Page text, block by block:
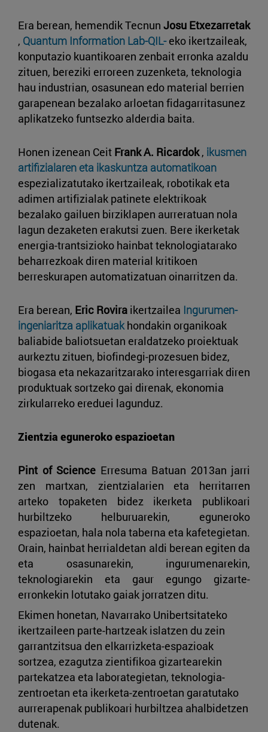
Era berean, hemendik Tecnun Josu Etxezarretak
, Quantum Information Lab-QIL-eko ikertzaileak,
konputazio kuantikoaren zenbait erronka azaldu
zituen, bereziki erroreen zuzenketa, teknologia
hau industrian, osasunean edo material berrien
garapenean bezalako arloetan fidagarritasunez
aplikatzeko funtsezko alderdia baita.
Honen izenean Ceit Frank A. Ricardok, ikusmen
artifizialaren eta ikaskuntza automatikoan
espezializatutako ikertzaileak, robotikak eta
adimen artifizialak patinete elektrikoak
bezalako gailuen birziklapen aurreratuan nola
lagun dezaketen erakutsi zuen. Bere ikerketak
energia-trantsizioko hainbat teknologiatarako
beharrezkoak diren material kritikoen
berreskurapen automatizatuan oinarritzen da.
Era berean, Eric Rovira ikertzailea Ingurumen-
ingeniaritza aplikatuakhondakin organikoak
baliabide baliotsuetan eraldatzeko proiektuak
aurkeztu zituen, biofindegi-prozesuen bidez,
biogasa eta nekazaritzarako interesgarriak diren
produktuak sortzeko gai direnak, ekonomia
zirkularreko ereduei lagunduz.
Zientzia eguneroko espazioetan
Pint of Science Erresuma Batuan 2013an jarri
zen martxan, zientzialarien eta herritarren
arteko topaketen bidez ikerketa publikoari
hurbiltzeko helburuarekin, eguneroko
espazioetan, hala nola taberna eta kafetegietan.
Orain, hainbat herrialdetan aldi berean egiten da
eta osasunarekin, ingurumenarekin,
teknologiarekin eta gaur egungo gizarte-
erronkekin lotutako gaiak jorratzen ditu.
Ekimen honetan, Navarrako Unibertsitateko
ikertzaileen parte-hartzeak islatzen du zein
garrantzitsua den elkarrizketa-espazioak
sortzea, ezagutza zientifikoa gizartearekin
partekatzea eta laborategietan, teknologia-
zentroetan eta ikerketa-zentroetan garatutako
aurrerapenak publikoari hurbiltzea ahalbidetzen
dutenak.